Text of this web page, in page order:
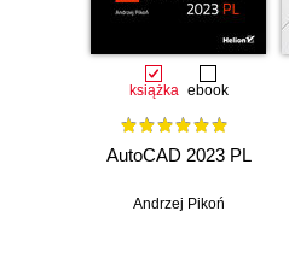
książka ebook
AutoCAD 2023 PL
Andrzej Pikoń